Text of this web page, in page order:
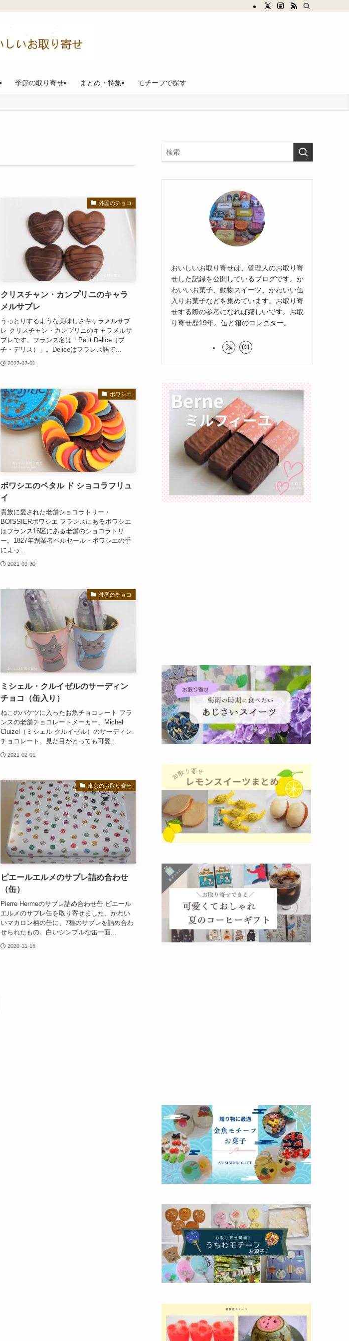
季節の取り寄せ まとめ・特集 モチーフで探す
外国のチョコ
クリスチャン・カンプリニのキャラ
メルサブレ
うっとりするような美味しさキャラメルサブ
レ クリスチャン・カンプリニのキャラメルサ
ブレです。フランス名は「Petit Delice（プ
チ・デリス）」。Deliceはフランス語で...
2022-02-01
ボワシエ
ボワシエのペタル ド ショコラフリュ
イ
貴族に愛された老舗ショコラトリー・
BOISSIERボワシエ フランスにあるボワシエ
はフランス16区にある老舗のショコラトリ
ー。1827年創業者ベルセール・ボワシエの手
によっ...
2021-09-30
外国のチョコ
ミシェル・クルイゼルのサーディン
チョコ（缶入り）
ねこのバケツに入ったお魚チョコレート フラ
ンスの老舗チョコレートメーカー、Michel
Cluizel（ミシェル クルイゼル）のサーディン
チョコレート。見た目がとっても可愛...
2021-02-01
東京のお取り寄せ
ピエールエルメのサブレ詰め合わせ
（缶）
Pierre Hermeのサブレ詰め合わせ缶 ピエール
エルメのサブレ缶を取り寄せました。かわい
いマカロン柄の缶に、7種のサブレを詰め合わ
せられたもの。白いシンプルな缶一面...
2020-11-16
おいしいお取り寄せは、管理人のお取り寄
せした記録を公開しているブログです。か
わいいお菓子、動物スイーツ、かわいい缶
入りお菓子などを集めています。お取り寄
せする際の参考になれば嬉しいです。お取
り寄せ歴19年。缶と箱のコレクター。